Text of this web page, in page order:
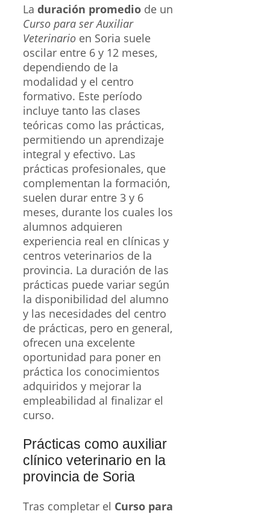
La duración promedio de un
Curso para ser Auxiliar
Veterinario en Soria suele
oscilar entre 6 y 12 meses,
dependiendo de la
modalidad y el centro
formativo. Este período
incluye tanto las clases
teóricas como las prácticas,
permitiendo un aprendizaje
integral y efectivo. Las
prácticas profesionales, que
complementan la formación,
suelen durar entre 3 y 6
meses, durante los cuales los
alumnos adquieren
experiencia real en clínicas y
centros veterinarios de la
provincia. La duración de las
prácticas puede variar según
la disponibilidad del alumno
y las necesidades del centro
de prácticas, pero en general,
ofrecen una excelente
oportunidad para poner en
práctica los conocimientos
adquiridos y mejorar la
empleabilidad al finalizar el
curso.
Prácticas como auxiliar
clínico veterinario en la
provincia de Soria
Tras completar el Curso para